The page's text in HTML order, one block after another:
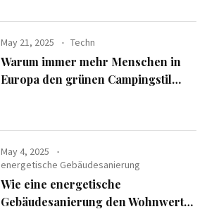
May 21, 2025 Techn
Warum immer mehr Menschen in
Europa den grünen Campingstil
May 4, 2025
energetische Gebäudesanierung
Wie eine energetische
Gebäudesanierung den Wohnwert